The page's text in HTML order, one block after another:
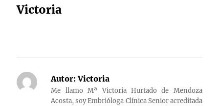
Victoria
Autor:Victoria
Me llamo Mª Victoria Hurtado de Mendoza
Acosta, soy Embrióloga Clínica Senior acreditada